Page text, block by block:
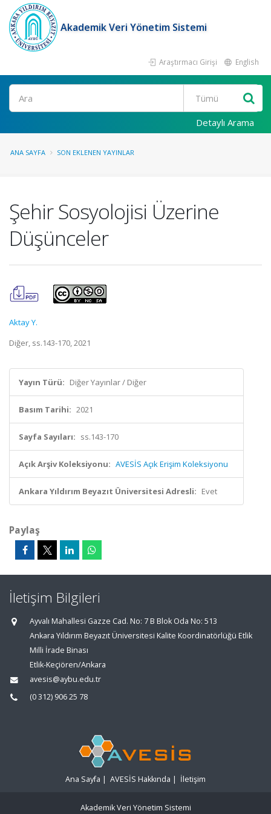
Akademik Veri Yönetim Sistemi
Araştırmacı Girişi English
Ara
Detaylı Arama
ANA SAYFA SON EKLENEN YAYINLAR
Şehir Sosyolojisi Üzerine
Düşünceler
Aktay Y.
Diğer, ss.143-170, 2021
Yayın Türü: Diğer Yayınlar / Diğer
Basım Tarihi: 2021
Sayfa Sayıları: ss.143-170
Açık Arşiv Koleksiyonu: AVESİS Açık Erişim Koleksiyonu
Ankara Yıldırım Beyazıt Üniversitesi Adresli: Evet
Paylaş
İletişim Bilgileri
Ayvalı Mahallesi Gazze Cad. No: 7 B Blok Oda No: 513
Ankara Yıldırım Beyazıt Üniversitesi Kalite Koordinatörlüğü Etlik
Milli İrade Binası
Etlik-Keçiören/Ankara
avesis@aybu.edu.tr
(0 312) 906 25 78
Ana Sayfa | AVESİS Hakkında | İletişim
Akademik Veri Yönetim Sistemi